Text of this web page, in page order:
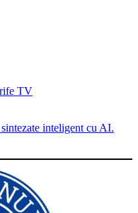
TV
inteligent cu AI.